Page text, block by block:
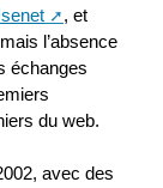
, et
l’absence
échanges
du web.
avec des